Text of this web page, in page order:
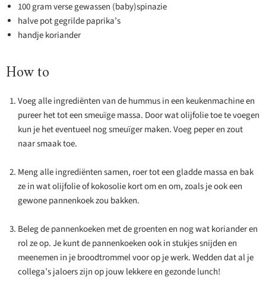
100 gram verse gewassen (baby)spinazie
halve pot gegrilde paprika’s
handje koriander
How to
Voeg alle ingrediënten van de hummus in een keukenmachine en
pureer het tot een smeuïge massa. Door wat olijfolie toe te voegen
kun je het eventueel nog smeuïger maken. Voeg peper en zout
naar smaak toe.
Meng alle ingrediënten samen, roer tot een gladde massa en bak
ze in wat olijfolie of kokosolie kort om en om, zoals je ook een
gewone pannenkoek zou bakken.
Beleg de pannenkoeken met de groenten en nog wat koriander en
rol ze op. Je kunt de pannenkoeken ook in stukjes snijden en
meenemen in je broodtrommel voor op je werk. Wedden dat al je
collega’s jaloers zijn op jouw lekkere en gezonde lunch!